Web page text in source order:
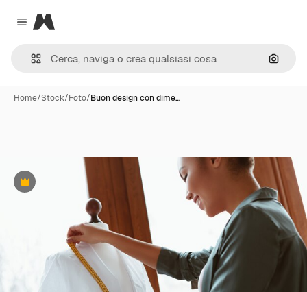
Close menu
Magnific
Cerca
Home/Stock/Foto/Buon design con dime…
Premium